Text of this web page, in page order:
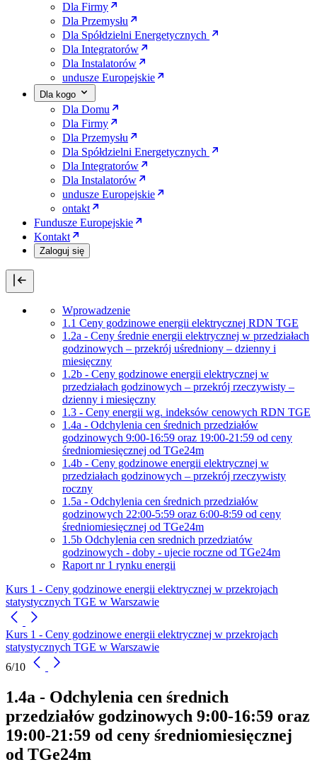
Dla Firmy
Dla Przemysłu
Dla Spółdzielni Energetycznych
Dla Integratorów
Dla Instalatorów
undusze Europejskie
Dla kogo
Dla Domu
Dla Firmy
Dla Przemysłu
Dla Spółdzielni Energetycznych
Dla Integratorów
Dla Instalatorów
undusze Europejskie
ontakt
Fundusze Europejskie
Kontakt
Zaloguj się
Wprowadzenie
1.1 Ceny godzinowe energii elektrycznej RDN TGE
1.2a - Ceny średnie energii elektrycznej w przedziałach
godzinowych – przekrój uśredniony – dzienny i
miesięczny
1.2b - Ceny godzinowe energii elektrycznej w
przedziałach godzinowych – przekrój rzeczywisty –
dzienny i miesięczny
1.3 - Ceny energii wg. indeksów cenowych RDN TGE
1.4a - Odchylenia cen średnich przedziałów
godzinowych 9:00-16:59 oraz 19:00-21:59 od ceny
średniomiesięcznej od TGe24m
1.4b - Ceny godzinowe energii elektrycznej w
przedziałach godzinowych – przekrój rzeczywisty
roczny
1.5a - Odchylenia cen średnich przedziałów
godzinowych 22:00-5:59 oraz 6:00-8:59 od ceny
średniomiesięcznej od TGe24m
1.5b Odchylenia cen srednich przedziatów
godzinowych - doby - ujecie roczne od TGe24m
Raport nr 1 rynku energii
Kurs 1 - Ceny godzinowe energii elektrycznej w przekrojach
statystycznych TGE w Warszawie
Kurs 1 - Ceny godzinowe energii elektrycznej w przekrojach
statystycznych TGE w Warszawie
6/10
1.4a - Odchylenia cen średnich
przedziałów godzinowych 9:00-16:59 oraz
19:00-21:59 od ceny średniomiesięcznej
od TGe24m